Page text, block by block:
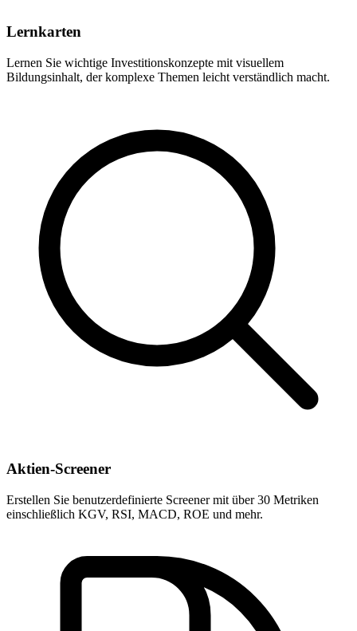
Lernkarten
Lernen Sie wichtige Investitionskonzepte mit visuellem
Bildungsinhalt, der komplexe Themen leicht verständlich macht.
Aktien-Screener
Erstellen Sie benutzerdefinierte Screener mit über 30 Metriken
einschließlich KGV, RSI, MACD, ROE und mehr.